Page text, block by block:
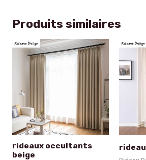
Produits similaires
rideaux occultants
beige